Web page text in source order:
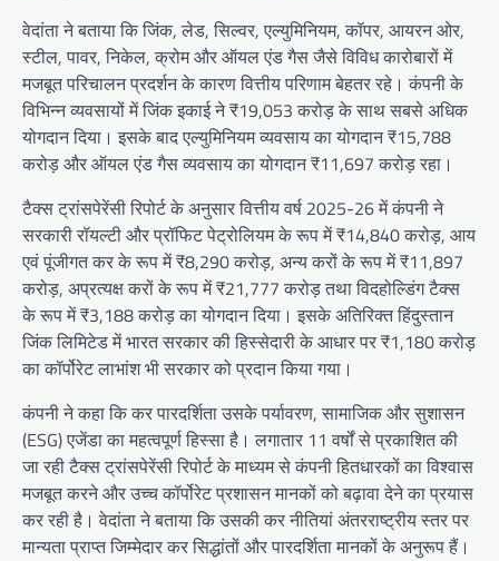
वेदांता ने बताया कि जिंक, लेड, सिल्वर, एल्युमिनियम, कॉपर, आयरन ओर,
स्टील, पावर, निकेल, क्रोम और ऑयल एंड गैस जैसे विविध कारोबारों में
मजबूत परिचालन प्रदर्शन के कारण वित्तीय परिणाम बेहतर रहे। कंपनी के
विभिन्न व्यवसायों में जिंक इकाई ने ₹19,053 करोड़ के साथ सबसे अधिक
योगदान दिया। इसके बाद एल्युमिनियम व्यवसाय का योगदान ₹15,788
करोड़ और ऑयल एंड गैस व्यवसाय का योगदान ₹11,697 करोड़ रहा।
टैक्स ट्रांसपेरेंसी रिपोर्ट के अनुसार वित्तीय वर्ष 2025-26 में कंपनी ने
सरकारी रॉयल्टी और प्रॉफिट पेट्रोलियम के रूप में ₹14,840 करोड़, आय
एवं पूंजीगत कर के रूप में ₹8,290 करोड़, अन्य करों के रूप में ₹11,897
करोड़, अप्रत्यक्ष करों के रूप में ₹21,777 करोड़ तथा विदहोल्डिंग टैक्स
के रूप में ₹3,188 करोड़ का योगदान दिया। इसके अतिरिक्त हिंदुस्तान
जिंक लिमिटेड में भारत सरकार की हिस्सेदारी के आधार पर ₹1,180 करोड़
का कॉर्पोरेट लाभांश भी सरकार को प्रदान किया गया।
कंपनी ने कहा कि कर पारदर्शिता उसके पर्यावरण, सामाजिक और सुशासन
(ESG) एजेंडा का महत्वपूर्ण हिस्सा है। लगातार 11 वर्षों से प्रकाशित की
जा रही टैक्स ट्रांसपेरेंसी रिपोर्ट के माध्यम से कंपनी हितधारकों का विश्वास
मजबूत करने और उच्च कॉर्पोरेट प्रशासन मानकों को बढ़ावा देने का प्रयास
कर रही है। वेदांता ने बताया कि उसकी कर नीतियां अंतरराष्ट्रीय स्तर पर
मान्यता प्राप्त जिम्मेदार कर सिद्धांतों और पारदर्शिता मानकों के अनुरूप हैं।